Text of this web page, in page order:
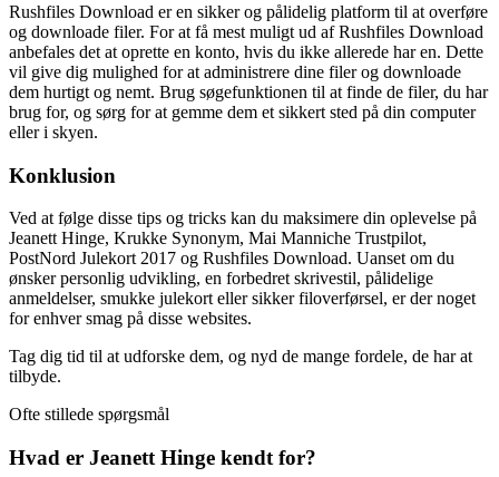
Rushfiles Download er en sikker og pålidelig platform til at overføre
og downloade filer. For at få mest muligt ud af Rushfiles Download
anbefales det at oprette en konto, hvis du ikke allerede har en. Dette
vil give dig mulighed for at administrere dine filer og downloade
dem hurtigt og nemt. Brug søgefunktionen til at finde de filer, du har
brug for, og sørg for at gemme dem et sikkert sted på din computer
eller i skyen.
Konklusion
Ved at følge disse tips og tricks kan du maksimere din oplevelse på
Jeanett Hinge, Krukke Synonym, Mai Manniche Trustpilot,
PostNord Julekort 2017 og Rushfiles Download. Uanset om du
ønsker personlig udvikling, en forbedret skrivestil, pålidelige
anmeldelser, smukke julekort eller sikker filoverførsel, er der noget
for enhver smag på disse websites.
Tag dig tid til at udforske dem, og nyd de mange fordele, de har at
tilbyde.
Ofte stillede spørgsmål
Hvad er Jeanett Hinge kendt for?